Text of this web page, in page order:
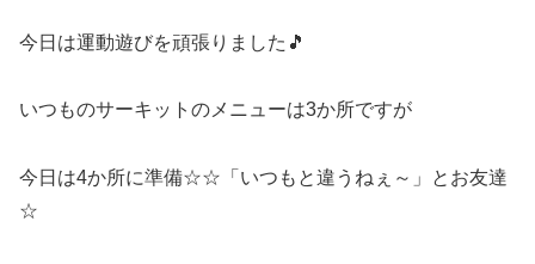
今日は運動遊びを頑張りました🎵
いつものサーキットのメニューは3か所ですが
今日は4か所に準備☆☆「いつもと違うねぇ～」とお友達
☆